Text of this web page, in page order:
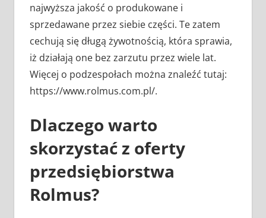
najwyższa jakość o produkowane i
sprzedawane przez siebie części. Te zatem
cechują się długą żywotnością, która sprawia,
iż działają one bez zarzutu przez wiele lat.
Więcej o podzespołach można znaleźć tutaj:
https://www.rolmus.com.pl/.
Dlaczego warto
skorzystać z oferty
przedsiębiorstwa
Rolmus?